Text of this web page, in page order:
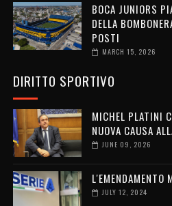
BOCA JUNIORS
DELLA
POSTI
MARCH 15, 2026
DIRITTO SPORTIVO
MICHEL PLATINI
NUOVA CAUSA
JUNE 09, 2026
L'EMENDAMENTO
JULY 12, 2024